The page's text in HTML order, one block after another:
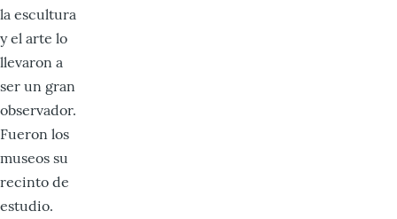
la escultura
y el arte lo
llevaron a
ser un gran
observador.
Fueron los
museos su
recinto de
estudio.